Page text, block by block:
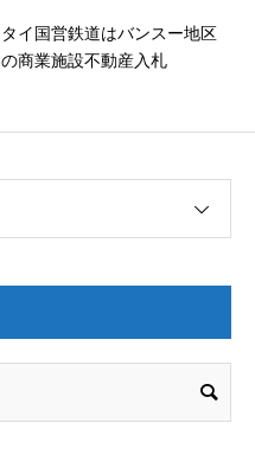
タイ国営鉄道はバンスー地区
の商業施設不動産入札